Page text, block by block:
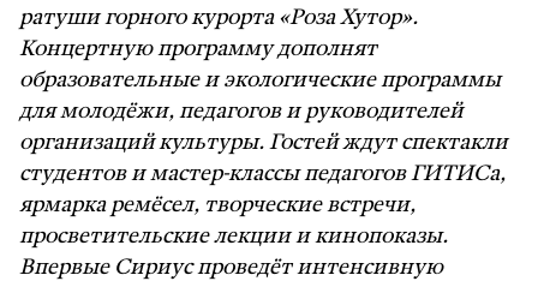
ратуши горного курорта «Роза Хутор».
Концертную программу дополнят
образовательные и экологические программы
для молодёжи, педагогов и руководителей
организаций культуры. Гостей ждут спектакли
студентов и мастер-классы педагогов ГИТИСа,
ярмарка ремёсел, творческие встречи,
просветительские лекции и кинопоказы.
Впервые Сириус проведёт интенсивную